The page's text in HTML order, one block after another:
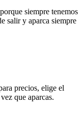
siempre tenemos
salir y aparca siempre
precios, elige el
que aparcas.